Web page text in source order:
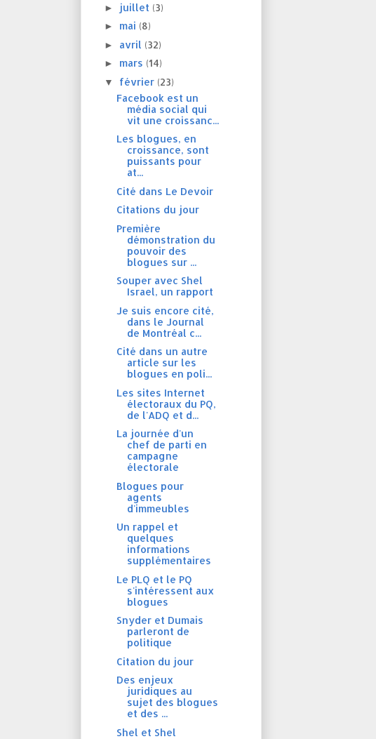
► juillet (3)
► mai (8)
► avril (32)
► mars (14)
▼ février (23)
Facebook est un
média social qui
vit une croissanc...
Les blogues, en
croissance, sont
puissants pour
at...
Cité dans Le Devoir
Citations du jour
Première
démonstration du
pouvoir des
blogues sur ...
Souper avec Shel
Israel, un rapport
Je suis encore cité,
dans le Journal
de Montréal c...
Cité dans un autre
article sur les
blogues en poli...
Les sites Internet
électoraux du PQ,
de l'ADQ et d...
La journée d'un
chef de parti en
campagne
électorale
Blogues pour
agents
d'immeubles
Un rappel et
quelques
informations
supplémentaires
Le PLQ et le PQ
s'intéressent aux
blogues
Snyder et Dumais
parleront de
politique
Citation du jour
Des enjeux
juridiques au
sujet des blogues
et des ...
Shel et Shel